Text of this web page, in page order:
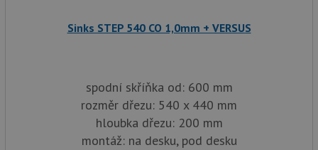
Sinks STEP 540 CO 1,0mm + VERSUS
spodní skříňka od: 600 mm
rozměr dřezu: 540 x 440 mm
hloubka dřezu: 200 mm
montáž: na desku, pod desku